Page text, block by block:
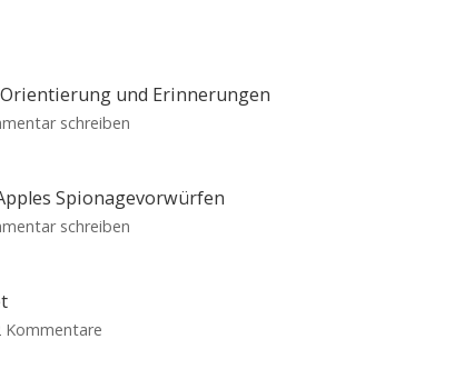
und Erinnerungen
schreiben
Wander-
Spionagevorwürfen
schreiben
Kommentare